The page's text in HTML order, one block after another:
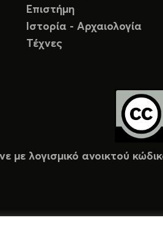
Επιστήμη
Ιστορία - Αρχαιολογία
Τέχνες
με λογισμικό ανοικτού